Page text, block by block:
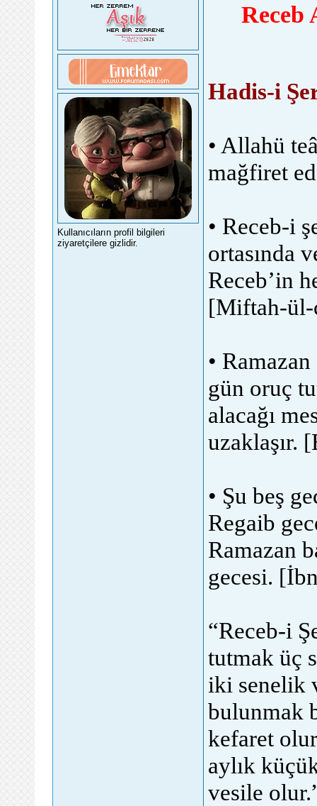
Kullanıcıların profil bilgileri
ziyaretçilere gizlidir.
Receb
Hadis-i
• Allahü
mağfiret
• Receb-i
ortasında
Receb’in
[Miftah-ül-
• Ramazan
gün oruç
alacağı
uzaklaşır.
• Şu beş
Regaib
Ramazan
gecesi.
“Receb-i
tutmak üç
iki senelik
bulunmak
kefaret
aylık
vesile